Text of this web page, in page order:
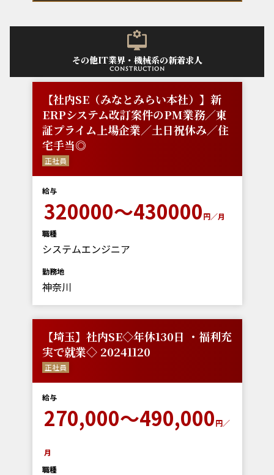
その他IT業界・機械系の新着求人
construction
【社内SE（みなとみらい本社）】新
ERPシステム改訂案件のPM業務／東
証プライム上場企業／土日祝休み／住
宅手当◎
正社員
給与
320000～430000円／月
職種
システムエンジニア
勤務地
神奈川
【埼玉】社内SE◇年休130日 ・福利充
実で就業◇ 20241120
正社員
給与
270,000～490,000円／
月
職種